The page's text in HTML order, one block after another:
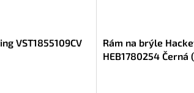
VST1855109CV
Rám na brýle
HEB1780254 Černá